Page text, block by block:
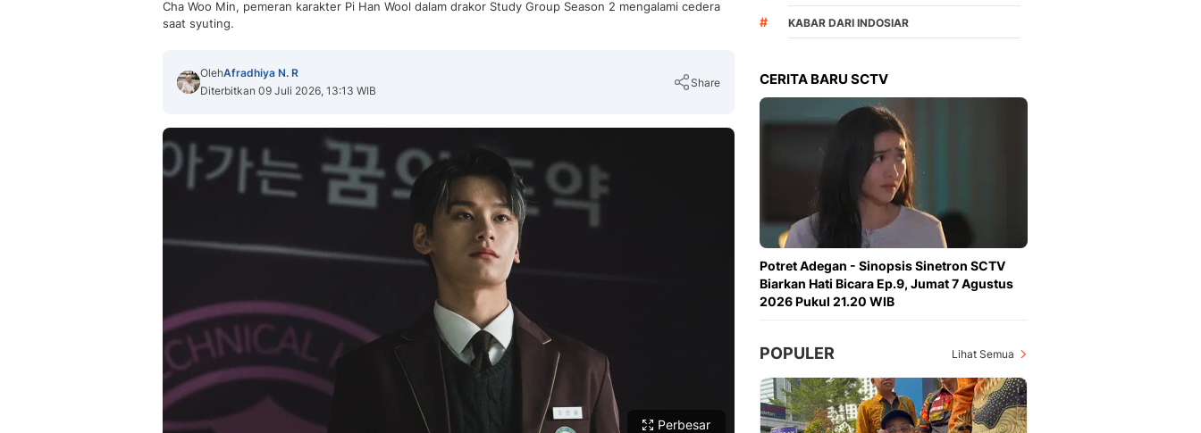
Cha Woo Min, pemeran karakter Pi Han Wool dalam drakor Study Group Season 2 mengalami cedera
saat syuting.
OlehAfradhiya N. R
Diterbitkan 09 Juli 2026, 13:13 WIB
Share
Perbesar
# KABAR DARI INDOSIAR
CERITA BARU SCTV
Potret Adegan - Sinopsis Sinetron SCTV
Biarkan Hati Bicara Ep.9, Jumat 7 Agustus
2026 Pukul 21.20 WIB
POPULER Lihat Semua